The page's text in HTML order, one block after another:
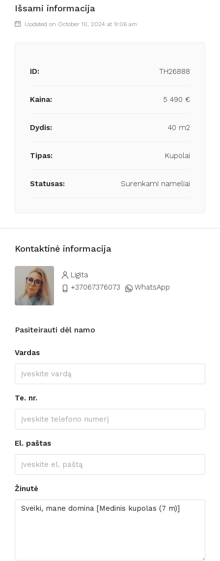
Išsami informacija
Updated on October 10, 2024 at 9:06 am
ID: TH26888
Kaina: 5 490 €
Dydis: 40 m2
Tipas: Kupolai
Statusas: Surenkami nameliai
Kontaktinė informacija
Ligita
+37067376073
WhatsApp
Pasiteirauti dėl namo
Vardas
Te. nr.
El. paštas
Žinutė